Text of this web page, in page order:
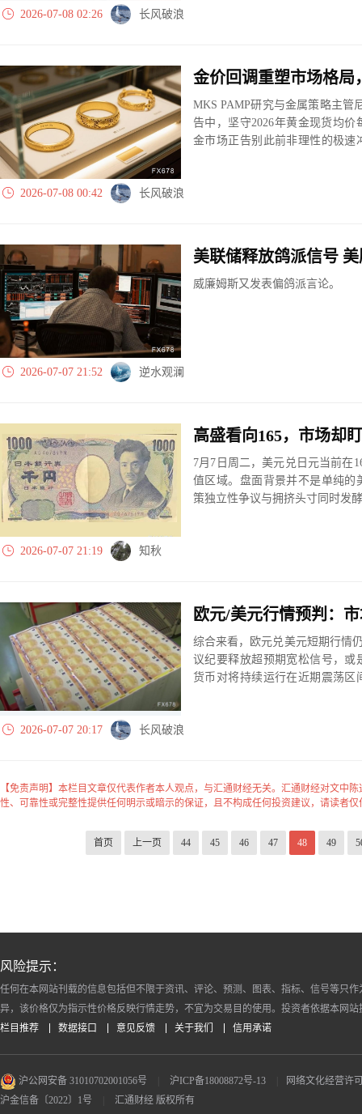
2026-07-08 02:26 长风破浪
MKS PAMP研究与金属策略主管
告中，坚守2026年黄金现货均
金市场正告别此前非理性的极速
2026-07-08 00:42 长风破浪
威廉姆斯又发表偏鸽派言论。
2026-07-07 21:52 逆水观澜
7月7日周二，美元兑日元当前在
值区域。盘面背景并不是单纯的
策独立性争议与拥挤头寸同时发
2026-07-07 21:19 知秋
综合来看，欧元兑美元短期行情
议纪要释放超预期宽松信号，或
货币对将持续运行在近期震荡
2026-07-07 20:17 长风破浪
【免责声明】本栏目文章仅代表作者本人观点，与汇通财经无关。汇通财经对文中
性、可靠性或完整性提供任何明示或暗示的保证，且不构成任何投资建议，请读者
首页 上一页 44 45 46 47 48 49
风险提示：
任何在本网站刊载的信息包括但不限于资讯、评论、预测、图表、指标、信号等只
异，该价格仅为指示性价格反映行情走势，不宜为交易目的使用。投资者依据本网
栏目推荐
数据接口 意见反馈 关于我们 信用承诺
沪公网安备 31010702001056号 沪ICP备18008872号-13
网络文化经营许
沪金信备〔2022〕1号
汇通财经 版权所有